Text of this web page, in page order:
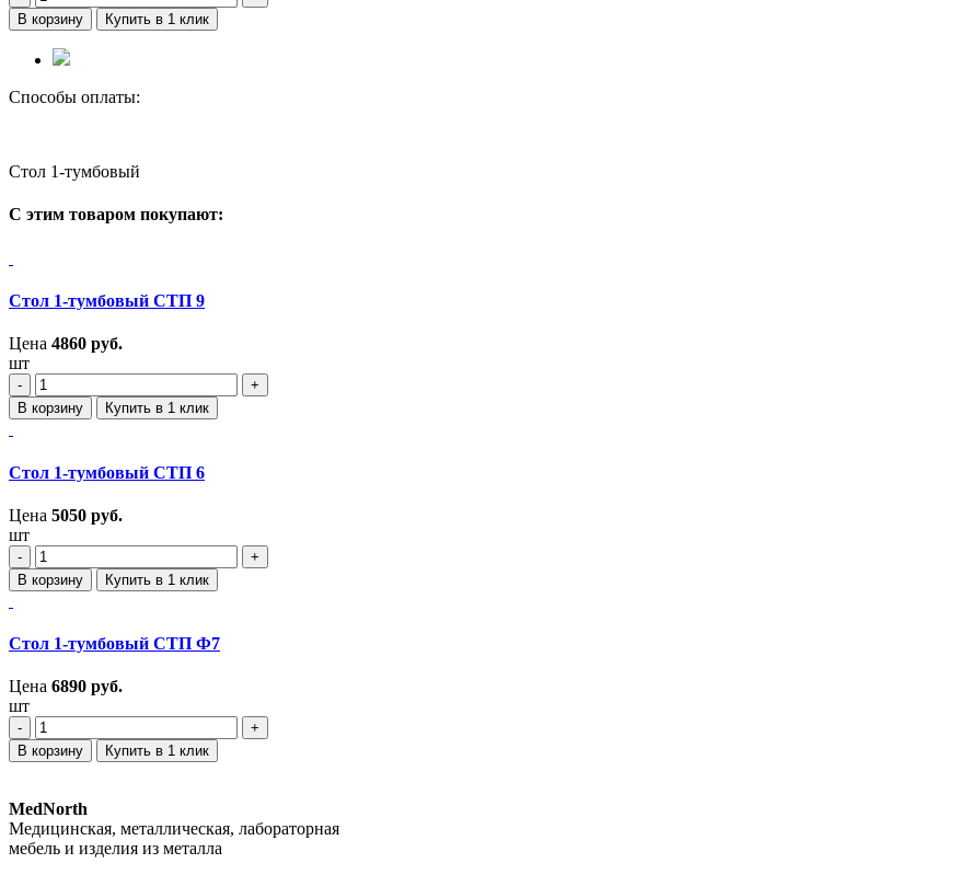
В корзину
Купить в 1 клик
Способы оплаты:
Стол 1-тумбовый
С этим товаром покупают:
Стол 1-тумбовый СТП 9
Цена 4860 руб.
шт
‐
+
В корзину
Купить в 1 клик
Стол 1-тумбовый СТП 6
Цена 5050 руб.
шт
‐
+
В корзину
Купить в 1 клик
Стол 1-тумбовый СТП Ф7
Цена 6890 руб.
шт
‐
+
В корзину
Купить в 1 клик
MedNorth
Медицинская, металлическая, лабораторная
мебель и изделия из металла